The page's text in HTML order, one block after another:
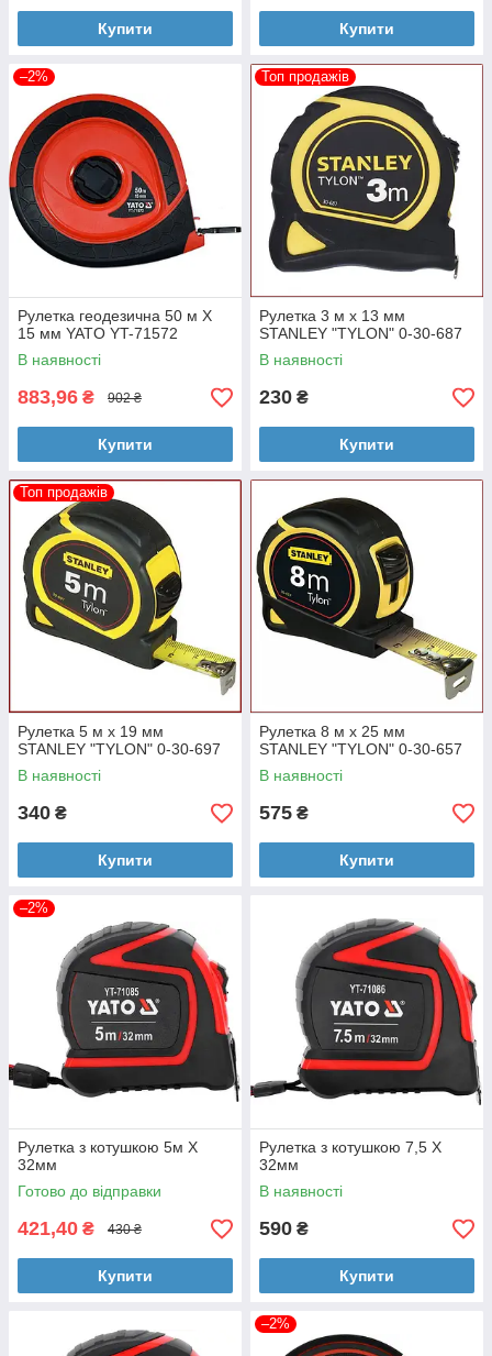
Купити Купити
–2%
Рулетка геодезична 50 м Х
15 мм YATO YT-71572
В наявності
883,96 ₴ 902 ₴
Купити
Топ продажів
Рулетка 3 м x 13 мм
STANLEY "TYLON" 0-30-687
В наявності
230 ₴
Купити
Топ продажів
Рулетка 5 м x 19 мм
STANLEY "TYLON" 0-30-697
В наявності
340 ₴
Купити
Рулетка 8 м x 25 мм
STANLEY "TYLON" 0-30-657
В наявності
575 ₴
Купити
–2%
Рулетка з котушкою 5м X
32мм
Готово до відправки
421,40 ₴ 430 ₴
Купити
Рулетка з котушкою 7,5 X
32мм
В наявності
590 ₴
Купити
–2%